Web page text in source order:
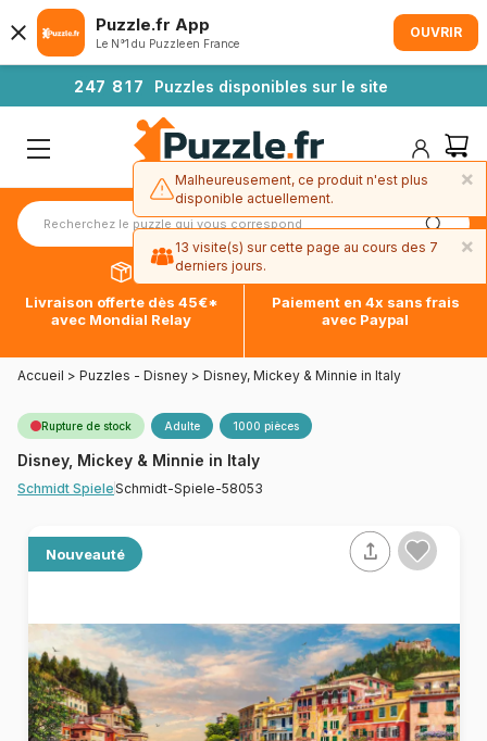
247 81 7 Puzzles disponibles sur le site
Livraison offerte dès 45€*
avec Mondial Relay
Paiement en 4x sans frais
avec Paypal
Accueil > Puzzles - Disney > Disney, Mickey & Minnie in Italy
Rupture de stock Adulte 1000 pièces
Disney, Mickey & Minnie in Italy
Schmidt SpieleSchmidt-Spiele-58053
Nouveauté
Puzzle.fr App
Le N°1 du Puzzle en France
OUVRIR
×
Malheureusement, ce produit n'est plus
disponible actuellement.
×
13 visite(s) sur cette page au cours des 7
derniers jours.